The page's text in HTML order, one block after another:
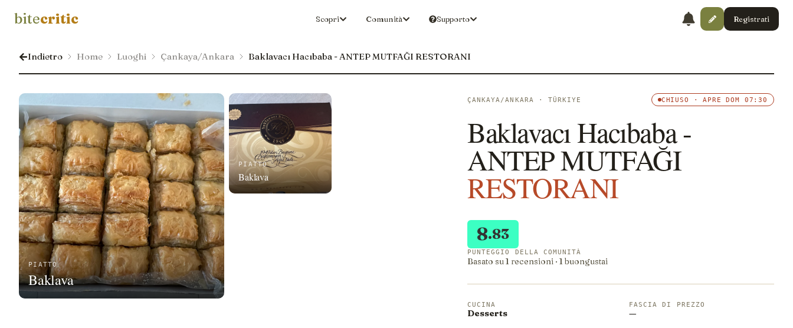
bitecritic Scopri Comunità Supporto Registrati
Indietro Home Luoghi Çankaya/Ankara Baklavacı Hacıbaba - ANTEP MUTFAĞI RESTORANI
PIATTO
Baklava
PIATTO
Baklava
ÇANKAYA/ANKARA · TÜRKIYE CHIUSO · APRE DOM 07:30
Baklavacı Hacıbaba -
ANTEP MUTFAĞI
RESTORANI
8.83
PUNTEGGIO DELLA COMUNITÀ
Basato su 1 recensioni · 1 buongustai
CUCINA
Desserts
FASCIA DI PREZZO
—